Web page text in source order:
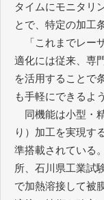
タイムにモニタリ
とで、特定の加工
「これまでレー
適化には従来、専
を活用することで
も手軽にできるよ
同機能は小型・
り）加工を実現す
準搭載されている
所、石川県工業試
で加熱溶接して被